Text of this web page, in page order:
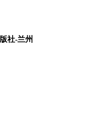
社-兰州